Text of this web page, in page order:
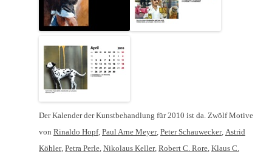
Der Kalender der Kunstbehandlung für 2010 ist da. Zwölf Motive
von Rinaldo Hopf, Paul Arne Meyer, Peter Schauwecker, Astrid
Köhler, Petra Perle, Nikolaus Keller, Robert C. Rore, Klaus C.